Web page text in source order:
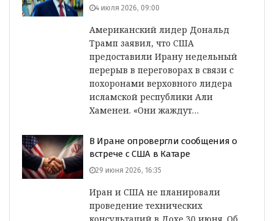
4 июля 2026, 09:00
Американский лидер Дональд
Трамп заявил, что США
предоставили Ирану недельный
перерыв в переговорах в связи с
похоронами верховного лидера
исламской республики Али
Хаменеи. «Они жаждут…
В Иране опровергли сообщения о
встрече с США в Катаре
29 июня 2026, 16:35
Иран и США не планировали
проведение технических